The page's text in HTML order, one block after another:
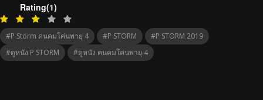
Rating(1)
#P Storm คนคมโค่นพายุ 4 #P STORM
#P STORM 2019
#ดูหนัง P STORM
#ดูหนัง คนคมโค่นพายุ 4